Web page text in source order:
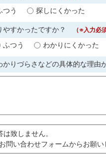
つう 探しにくかった
やすかったですか？ （※入力必須
ふつう わかりにくかった
りづらさなどの具体的な理由
致しません。
問い合わせフォームからお願い